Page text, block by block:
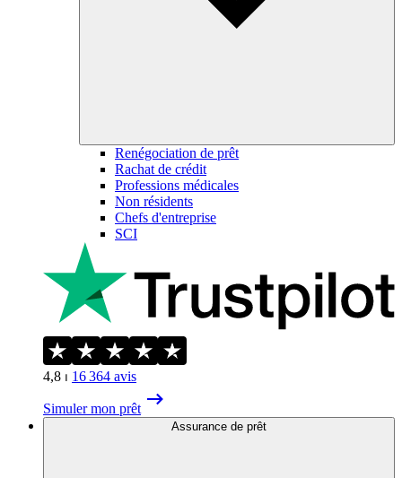
Renégociation de prêt
Rachat de crédit
Professions médicales
Non résidents
Chefs d'entreprise
SCI
4,8 ⏐ 16 364 avis
Simuler mon prêt
Assurance de prêt